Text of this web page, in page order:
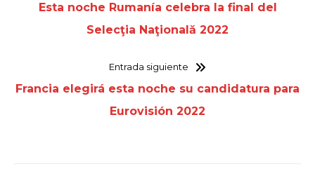
Esta noche Rumanía celebra la final del
Selecţia Naţională 2022
Entrada siguiente
Francia elegirá esta noche su candidatura para
Eurovisión 2022